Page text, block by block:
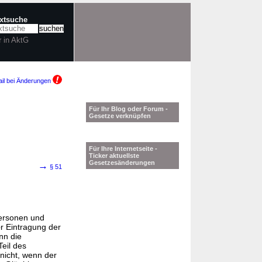
in AktG
bei Änderungen
→ § 51
und
Eintragung der
die
des
wenn der
Für Ihr Blog oder Forum -
Gesetze verknüpfen
Für Ihre Internetseite -
Ticker aktuellste
Gesetzesänderungen